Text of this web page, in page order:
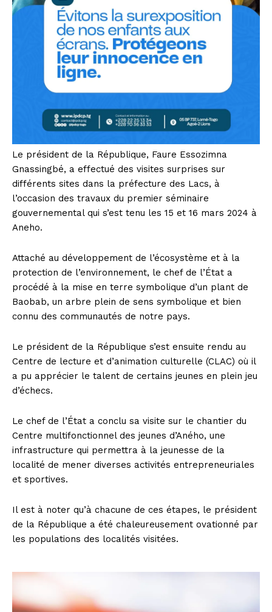
Le président de la République, Faure Essozimna
Gnassingbé, a effectué des visites surprises sur
différents sites dans la préfecture des Lacs, à
l’occasion des travaux du premier séminaire
gouvernemental qui s’est tenu les 15 et 16 mars 2024 à
Aneho.
Attaché au développement de l’écosystème et à la
protection de l’environnement, le chef de l’État a
procédé à la mise en terre symbolique d’un plant de
Baobab, un arbre plein de sens symbolique et bien
connu des communautés de notre pays.
Le président de la République s’est ensuite rendu au
Centre de lecture et d’animation culturelle (CLAC) où il
a pu apprécier le talent de certains jeunes en plein jeu
d’échecs.
Le chef de l’État a conclu sa visite sur le chantier du
Centre multifonctionnel des jeunes d’Aného, une
infrastructure qui permettra à la jeunesse de la
localité de mener diverses activités entrepreneuriales
et sportives.
Il est à noter qu’à chacune de ces étapes, le président
de la République a été chaleureusement ovationné par
les populations des localités visitées.